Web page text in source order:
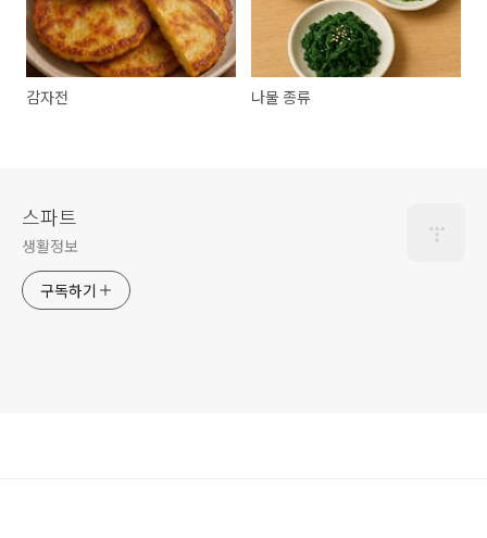
감자전 나물 종류
스파트
생활정보
구독하기